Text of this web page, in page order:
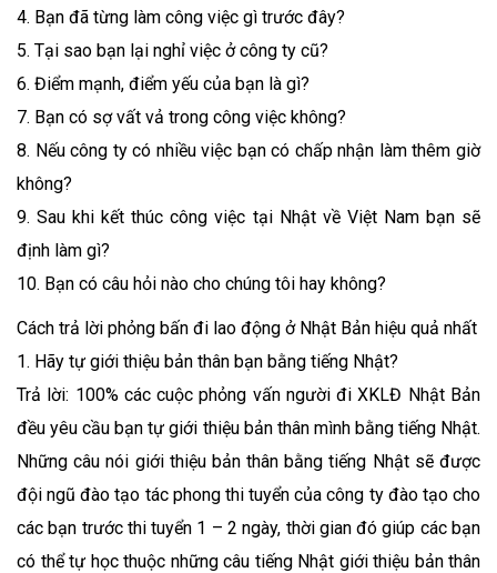
4. Bạn đã từng làm công việc gì trước đây?
5. Tại sao bạn lại nghỉ việc ở công ty cũ?
6. Điểm mạnh, điểm yếu của bạn là gì?
7. Bạn có sợ vất vả trong công việc không?
8. Nếu công ty có nhiều việc bạn có chấp nhận làm thêm giờ
không?
9. Sau khi kết thúc công việc tại Nhật về Việt Nam bạn sẽ
định làm gì?
10. Bạn có câu hỏi nào cho chúng tôi hay không?
Cách trả lời phỏng bấn đi lao động ở Nhật Bản hiệu quả nhất
1. Hãy tự giới thiệu bản thân bạn bằng tiếng Nhật?
Trả lời: 100% các cuộc phỏng vấn người đi XKLĐ Nhật Bản
đều yêu cầu bạn tự giới thiệu bản thân mình bằng tiếng Nhật.
Những câu nói giới thiệu bản thân bằng tiếng Nhật sẽ được
đội ngũ đào tạo tác phong thi tuyển của công ty đào tạo cho
các bạn trước thi tuyển 1 – 2 ngày, thời gian đó giúp các bạn
có thể tự học thuộc những câu tiếng Nhật giới thiệu bản thân